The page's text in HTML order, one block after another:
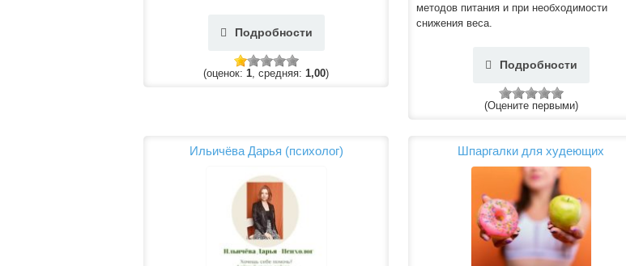
Подробности
(оценок: 1 , средняя: 1,00)
методов питания и при необходимости
снижения веса.
Подробности
(Оцените первыми)
Ильичёва Дарья (психолог) Шпаргалки для худеющих